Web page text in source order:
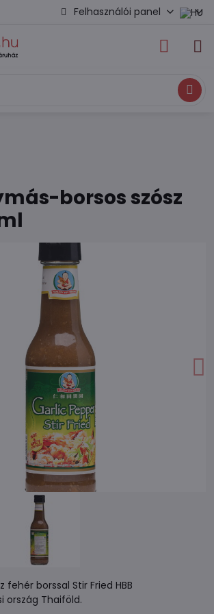
Felhasználói panel
Keresés
borsos szósz
fehér borssal Stir Fried HBB
ország Thaiföld.